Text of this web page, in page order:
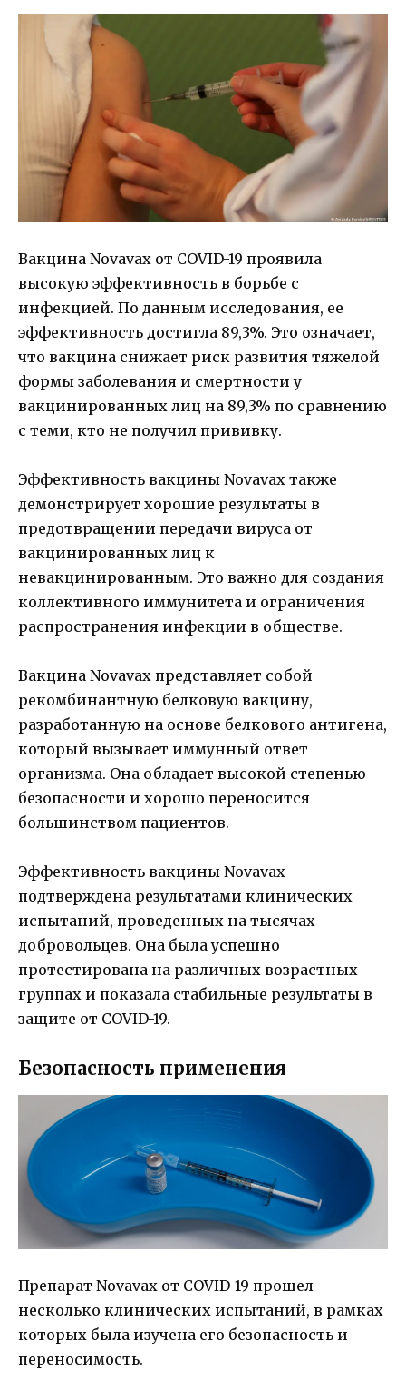
Вакцина Novavax от COVID-19 проявила
высокую эффективность в борьбе с
инфекцией. По данным исследования, ее
эффективность достигла 89,3%. Это означает,
что вакцина снижает риск развития тяжелой
формы заболевания и смертности у
вакцинированных лиц на 89,3% по сравнению
с теми, кто не получил прививку.
Эффективность вакцины Novavax также
демонстрирует хорошие результаты в
предотвращении передачи вируса от
вакцинированных лиц к
невакцинированным. Это важно для создания
коллективного иммунитета и ограничения
распространения инфекции в обществе.
Вакцина Novavax представляет собой
рекомбинантную белковую вакцину,
разработанную на основе белкового антигена,
который вызывает иммунный ответ
организма. Она обладает высокой степенью
безопасности и хорошо переносится
большинством пациентов.
Эффективность вакцины Novavax
подтверждена результатами клинических
испытаний, проведенных на тысячах
добровольцев. Она была успешно
протестирована на различных возрастных
группах и показала стабильные результаты в
защите от COVID-19.
Безопасность применения
Препарат Novavax от COVID-19 прошел
несколько клинических испытаний, в рамках
которых была изучена его безопасность и
переносимость.